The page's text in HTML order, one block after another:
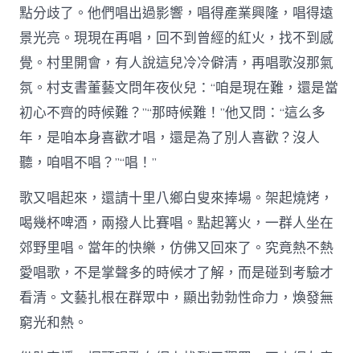
點分歧了。他們唱出過影響，唱得產業興隆，唱得遠
景光亮。現現在再唱，回不到曾經的紅火，找不到感
覺。村里開會，有人說這兒冷冷僻清，再唱歌沒那氣
氛。村支書董藝文問年夜伙兒：“咱是現在難，還是當
初心不齊的時候難？”“那時候難！”他又問：“這么多
年，是咱本身喜歡才唱，還是為了別人喜歡？沒人
聽，咱唱不唱？”“唱！”
歌又唱起來，還請十里八鄉白叟來捧場。架起燒烤，
喝幾杯啤酒，兩撥人比賽唱。點起篝火，一群人坐在
郊野里唱。當年的快樂，仿佛又回來了。究竟熱不熱
愛唱歌，不是掌聲多的時候才了解，而是碰到考驗才
看清。文藝扎根在群眾中，顯出勃勃性命力，煥發無
窮光和熱。